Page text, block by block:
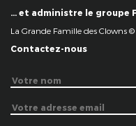
… et administre le groupe
La Grande Famille des Clowns ©
Contactez-nous